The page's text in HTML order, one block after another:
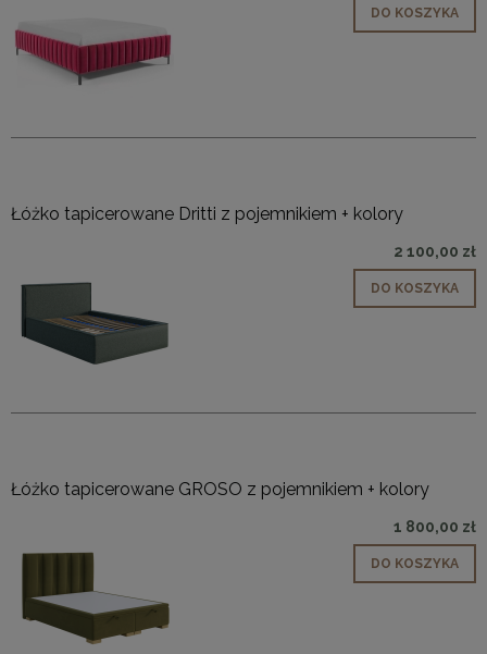
DO KOSZYKA
Łóżko tapicerowane Dritti z pojemnikiem + kolory
2 100,00 zł
DO KOSZYKA
Łóżko tapicerowane GROSO z pojemnikiem + kolory
1 800,00 zł
DO KOSZYKA